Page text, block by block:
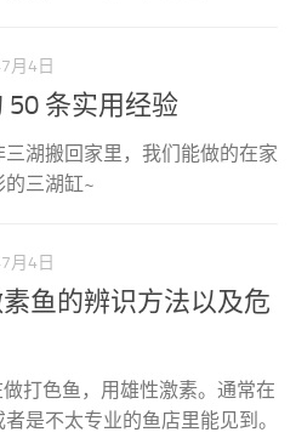
月4日
50 条实用经验
湖搬回家里，我们能做的在家
三湖缸~
月4日
鱼的辨识方法以及危
做打色鱼，用雄性激素。通常在
是不太专业的鱼店里能见到。